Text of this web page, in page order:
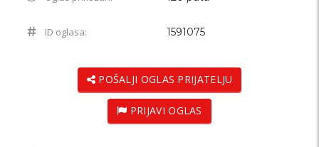
ID oglasa: 1591075
POŠALJI OGLAS PRIJATELJU
PRIJAVI OGLAS